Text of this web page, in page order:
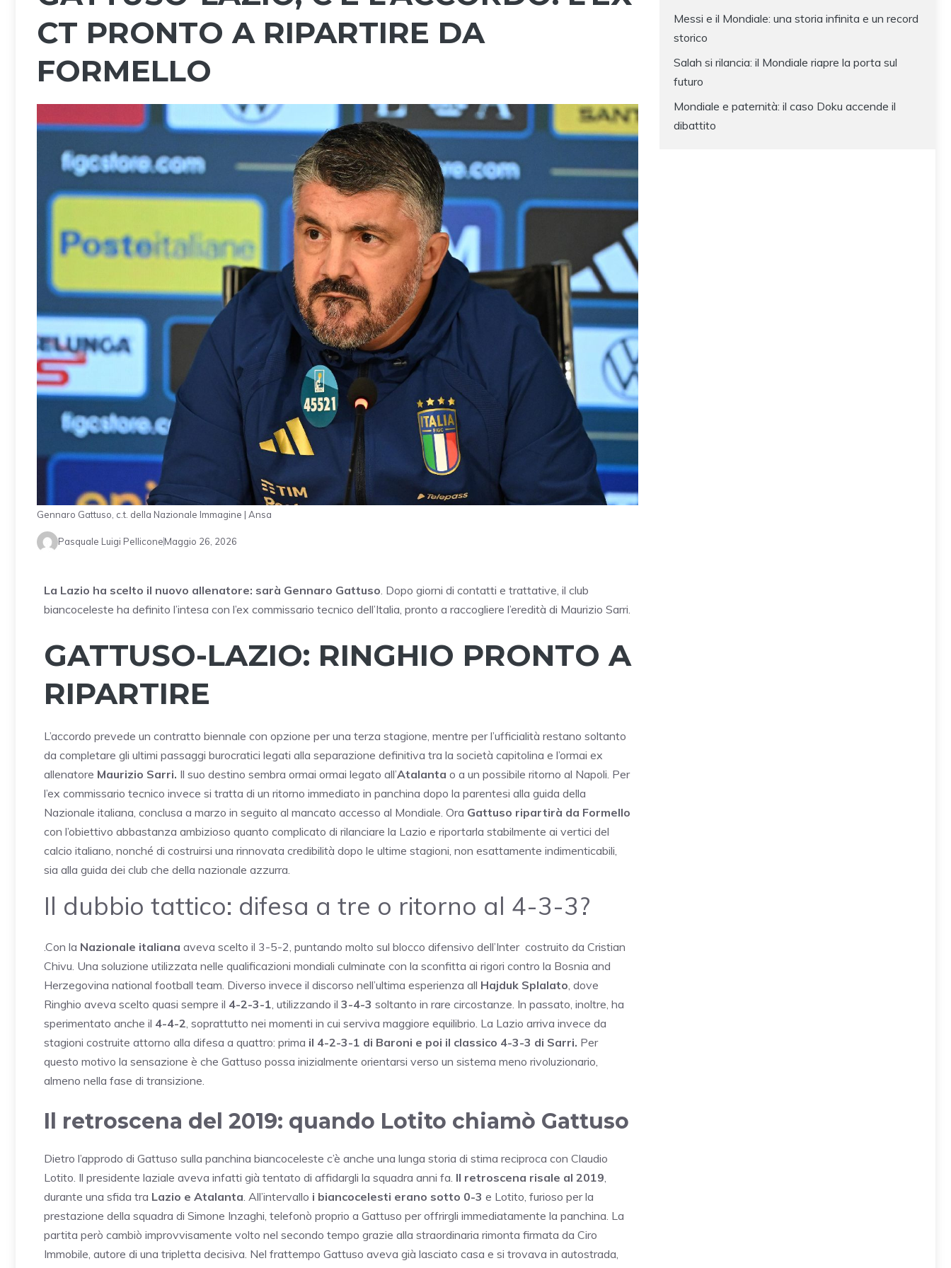
CT PRONTO A RIPARTIRE DA
FORMELLO
Gennaro Gattuso, c.t. della Nazionale Immagine | Ansa
Pasquale Luigi PelliconeMaggio 26, 2026
La Lazio ha scelto il nuovo allenatore: sarà Gennaro Gattuso . Dopo giorni di contatti e trattative, il club
biancoceleste ha definito l’intesa con l’ex commissario tecnico dell’Italia, pronto a raccogliere l’eredità di Maurizio Sarri.
GATTUSO-LAZIO: RINGHIO PRONTO A
RIPARTIRE
L’accordo prevede un contratto biennale con opzione per una terza stagione, mentre per l’ufficialità restano soltanto
da completare gli ultimi passaggi burocratici legati alla separazione definitiva tra la società capitolina e l’ormai ex
allenatore Maurizio Sarri. Il suo destino sembra ormai ormai legato all’Atalanta o a un possibile ritorno al Napoli. Per
l’ex commissario tecnico invece si tratta di un ritorno immediato in panchina dopo la parentesi alla guida della
Nazionale italiana, conclusa a marzo in seguito al mancato accesso al Mondiale. Ora Gattuso ripartirà da Formello
con l’obiettivo abbastanza ambizioso quanto complicato di rilanciare la Lazio e riportarla stabilmente ai vertici del
calcio italiano, nonché di costruirsi una rinnovata credibilità dopo le ultime stagioni, non esattamente indimenticabili,
sia alla guida dei club che della nazionale azzurra.
Il dubbio tattico: difesa a tre o ritorno al 4-3-3?
.Con la Nazionale italiana aveva scelto il 3-5-2, puntando molto sul blocco difensivo dell’Inter costruito da Cristian
Chivu. Una soluzione utilizzata nelle qualificazioni mondiali culminate con la sconfitta ai rigori contro la Bosnia and
Herzegovina national football team. Diverso invece il discorso nell’ultima esperienza all Hajduk Splalato , dove
Ringhio aveva scelto quasi sempre il 4-2-3-1 , utilizzando il 3-4-3 soltanto in rare circostanze. In passato, inoltre, ha
sperimentato anche il 4-4-2 , soprattutto nei momenti in cui serviva maggiore equilibrio. La Lazio arriva invece da
stagioni costruite attorno alla difesa a quattro: prima il 4-2-3-1 di Baroni e poi il classico 4-3-3 di Sarri. Per
questo motivo la sensazione è che Gattuso possa inizialmente orientarsi verso un sistema meno rivoluzionario,
almeno nella fase di transizione.
Il retroscena del 2019: quando Lotito chiamò Gattuso
Dietro l’approdo di Gattuso sulla panchina biancoceleste c’è anche una lunga storia di stima reciproca con Claudio
Lotito. Il presidente laziale aveva infatti già tentato di affidargli la squadra anni fa. Il retroscena risale al 2019
durante una sfida tra Lazio e Atalanta . All’intervallo i biancocelesti erano sotto 0-3 e Lotito, furioso per la
prestazione della squadra di Simone Inzaghi, telefonò proprio a Gattuso per offrirgli immediatamente la panchina. La
partita però cambiò improvvisamente volto nel secondo tempo grazie alla straordinaria rimonta firmata da Ciro
Immobile, autore di una tripletta decisiva. Nel frattempo Gattuso aveva già lasciato casa e si trovava in autostrada,
Messi e il Mondiale: una storia infinita e un record
storico
Salah si rilancia: il Mondiale riapre la porta sul
futuro
Mondiale e paternità: il caso Doku accende il
dibattito